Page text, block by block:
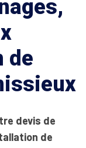
de
devis de
de